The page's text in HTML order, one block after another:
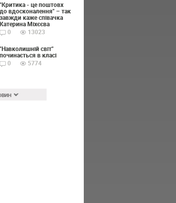
"Критика - це поштовх
до вдосконалення" – так
завжди каже співачка
Катерина Міхєєва
0
13023
"Навколишній світ"
починається в класі
0
5774